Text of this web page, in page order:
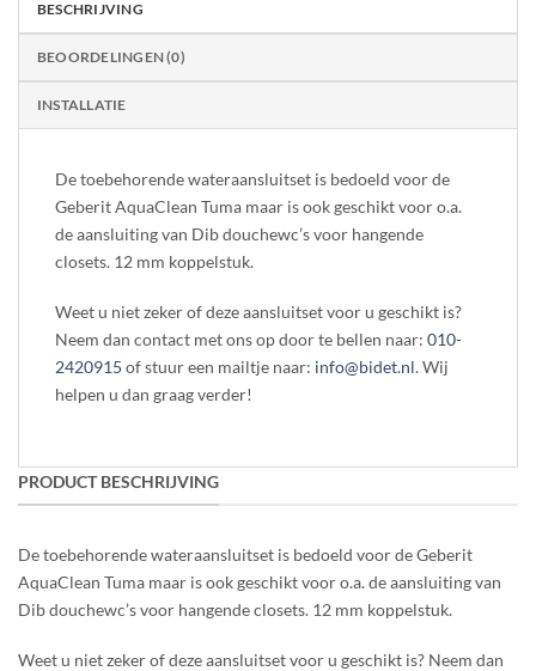
BESCHRIJVING
BEOORDELINGEN (0)
INSTALLATIE
De toebehorende wateraansluitset is bedoeld voor de
Geberit AquaClean Tuma maar is ook geschikt voor o.a.
de aansluiting van Dib douchewc’s voor hangende
closets. 12 mm koppelstuk.
Weet u niet zeker of deze aansluitset voor u geschikt is?
Neem dan contact met ons op door te bellen naar: 010-
2420915 of stuur een mailtje naar: info@bidet.nl. Wij
helpen u dan graag verder!
PRODUCT BESCHRIJVING
De toebehorende wateraansluitset is bedoeld voor de Geberit
AquaClean Tuma maar is ook geschikt voor o.a. de aansluiting van
Dib douchewc’s voor hangende closets. 12 mm koppelstuk.
Weet u niet zeker of deze aansluitset voor u geschikt is? Neem dan